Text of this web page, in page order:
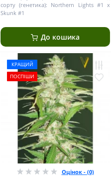
сорту (генетика): Northern Lights #1 x
Skunk #1
До кошика
КРАЩИЙ
ПОСПІШИ
Оцінок - (0)